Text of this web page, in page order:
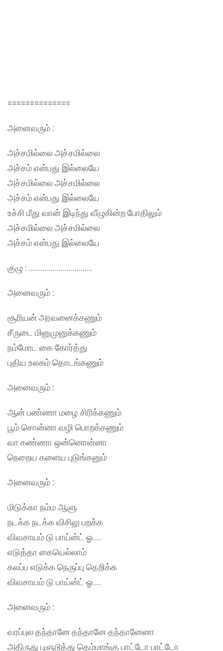
==============
அனைவரும் :
அச்சமில்லை அச்சமில்லை
அச்சம் என்பது இல்லையே
அச்சமில்லை அச்சமில்லை
அச்சம் என்பது இல்லையே
உச்சி மீது வான் இடிந்து வீழுகின்ற போதிலும்
அச்சமில்லை அச்சமில்லை
அச்சம் என்பது இல்லையே
குழு : …………………………..
அனைவரும் :
சூரியன் அரவனைக்கணும்
சீருடை மினுமுனுக்கணும்
நம்மோட கை கோர்த்து
புதிய உலகம் தொடங்கணும்
அனைவரும் :
ஆன் பண்ணா மழை சிரிக்கணும்
பூம் சொன்னா வழி பொறக்கணும்
வா கண்ணா ஒன்னொன்னா
நெறைய களைய புடுங்கனும்
அனைவரும் :
மிடுக்கா நம்ம ஆளு
நடக்க நடக்க விசிலு பறக்க
விவசாயம் டு பாய்ன்ட் ஓ….
எடுத்தா கையெல்லாம்
கலப்ப எடுக்க நெருப்பு தெறிக்க
விவசாயம் டு பாய்ன்ட் ஓ….
அனைவரும் :
வரப்புல தந்தானே தந்தானே தந்தானேனா
அதிருது புளுடூத்து தெம்மாங்கு பாட்டோ பாட்டோ